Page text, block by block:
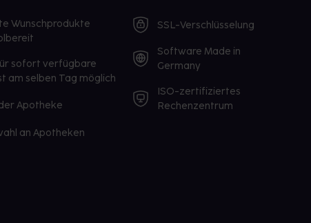
Wunschprodukte
sofort verfügbare
am selben Tag möglich
Apotheke
an Apotheken
SSL-Verschlüsselung
Software Made in
Germany
ISO-zertifiziertes
Rechenzentrum